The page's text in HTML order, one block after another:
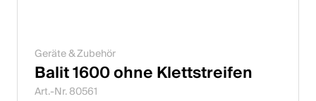
Geräte & Zubehör
Balit 1600 ohne Klettstreifen
Art.-Nr. 80561